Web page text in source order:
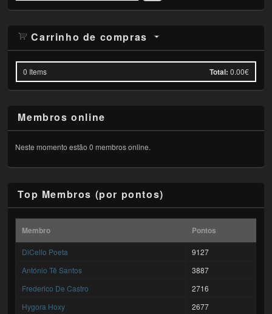
Carrinho de compras
0 Items Total: 0.00€
Membros online
Neste momento estão 0 membros online.
Top Membros (por pontos)
Membro Pontos
DiCello Poeta
9127
António Tê Santos
3887
Frederico De Castro
2716
Hygora Hoxy
2677